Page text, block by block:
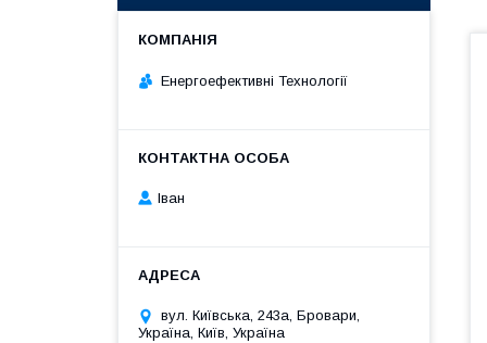
Енергоефективні Технології
Іван
вул. Київська, 243а, Бровари,
Україна, Київ, Україна